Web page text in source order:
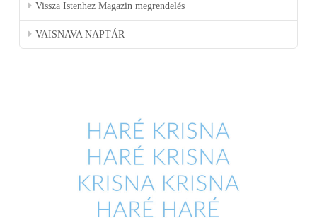
Vissza Istenhez Magazin megrendelés
VAISNAVA NAPTÁR